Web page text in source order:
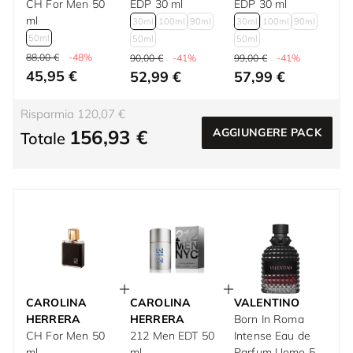
CH For Men 50
ml
50ml
88,00 € -48%
45,95 €
EDP 30 ml
30ml 100ml 90ml
50ml
90,00 € -41%
52,99 €
EDP 30 ml
30ml 100ml 90ml
50ml
99,00 € -41%
57,99 €
Risparmia 120,07 €
Totale 156,93 € AGGIUNGERE PACK
CAROLINA
HERRERA
CH For Men 50
CAROLINA
HERRERA
212 Men EDT 50
VALENTINO
Born In Roma
Intense Eau de